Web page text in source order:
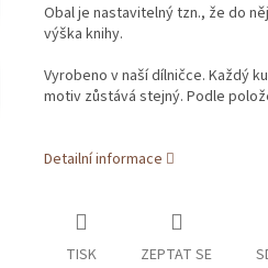
Obal je nastavitelný tzn., že do
výška knihy.
Vyrobeno v naší dílničce. Každý
motiv zůstává stejný. Podle
Detailní informace
TISK ZEPTAT SE